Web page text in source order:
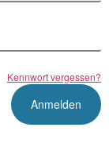
Kennwort vergessen?